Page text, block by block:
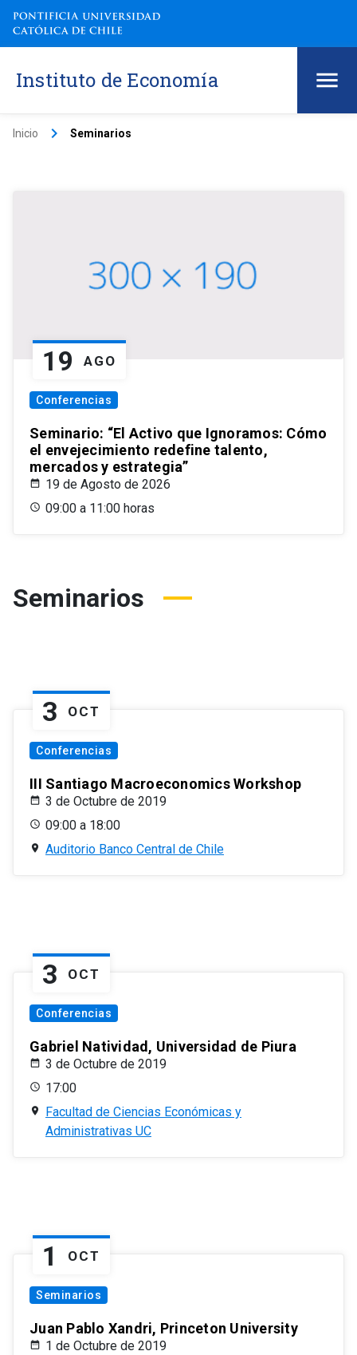
Instituto de Economía
Inicio keyboard_arrow_right Seminarios
19 AGO
Conferencias
Seminario: “El Activo que Ignoramos: Cómo
el envejecimiento redefine talento,
mercados y estrategia”
19 de Agosto de 2026
09:00 a 11:00 horas
Seminarios
3 OCT
Conferencias
III Santiago Macroeconomics Workshop
3 de Octubre de 2019
09:00 a 18:00
Auditorio Banco Central de Chile
3 OCT
Conferencias
Gabriel Natividad, Universidad de Piura
3 de Octubre de 2019
17:00
Facultad de Ciencias Económicas y
Administrativas UC
1 OCT
Seminarios
Juan Pablo Xandri, Princeton University
1 de Octubre de 2019